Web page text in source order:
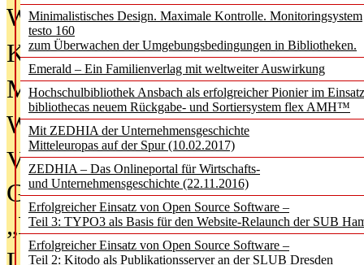
Minimalistisches Design. Maximale Kontrolle. Monitoringsystem
testo 160
zum Überwachen der Umgebungsbedingungen in Bibliotheken.
Emerald – Ein Familienverlag mit weltweiter Auswirkung
Hochschulbibliothek Ansbach als erfolgreicher Pionier im
bibliothecas neuem Rückgabe- und Sortiersystem flex AMH™
Mit ZEDHIA der Unternehmensgeschichte
Mitteleuropas auf der Spur (10.02.2017)
ZEDHIA – Das Onlineportal für Wirtschafts-
und Unternehmensgeschichte (22.11.2016)
Erfolgreicher Einsatz von Open Source Software –
Teil 3: TYPO3 als Basis für den Website-Relaunch der SUB
Erfolgreicher Einsatz von Open Source Software –
Teil 2: Kitodo als Publikationsserver an der SLUB Dresden
Was Hochschul­bibliotheken von
Kinder in der digitalen Welt
Metadaten als Infrastruktur
Wenn Bots katalogisieren
Von Abschlusskleidern bis
Geisterjagd-Ausrüstung in der
„Library of Things“ unterwegs